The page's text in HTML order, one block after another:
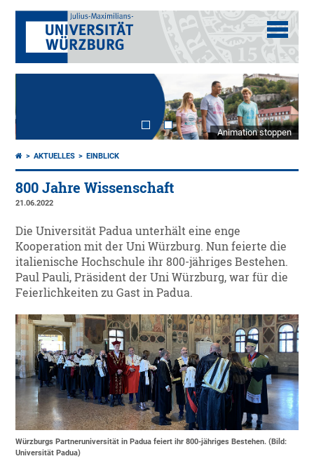
Animation stoppen
AKTUELLES EINBLICK
800 Jahre Wissenschaft
21.06.2022
Die Universität Padua unterhält eine enge
Kooperation mit der Uni Würzburg. Nun feierte die
italienische Hochschule ihr 800-jähriges Bestehen.
Paul Pauli, Präsident der Uni Würzburg, war für die
Feierlichkeiten zu Gast in Padua.
Würzburgs Partneruniversität in Padua feiert ihr 800-jähriges Bestehen. (Bild:
Universität Padua)